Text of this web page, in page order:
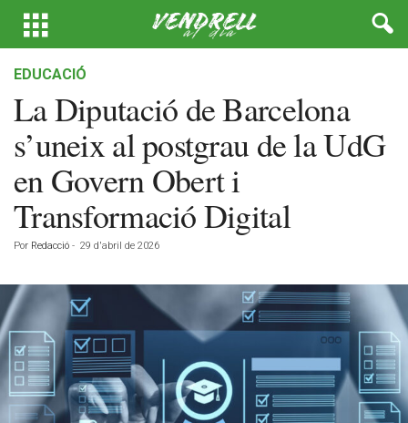
EDUCACIÓ
La Diputació de Barcelona
s’uneix al postgrau de la UdG
en Govern Obert i
Transformació Digital
Por Redacció - 29 d'abril de 2026